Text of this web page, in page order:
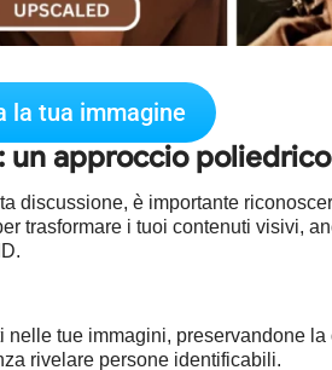
la tua immagine
approccio
discussione, è importante
trasformare i tuoi contenuti visivi,
tue immagini, preservandone
rivelare persone identificabili.